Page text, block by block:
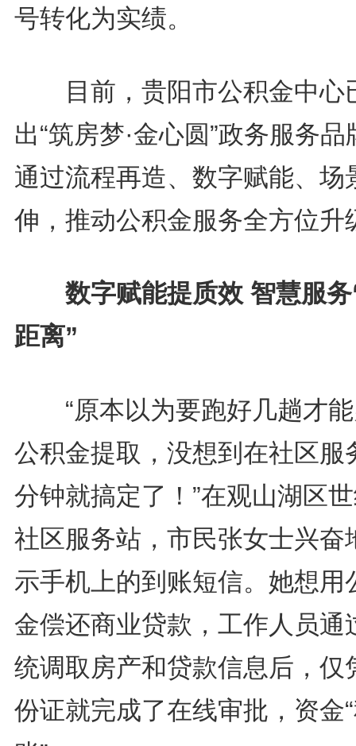
号转化为实绩。
目前，贵阳市公积金中心
出“筑房梦·金心圆”政务服务品
通过流程再造、数字赋能、场
伸，推动公积金服务全方位升
数字赋能提质效 智慧服务
距离”
“原本以为要跑好几趟才能
公积金提取，没想到在社区服
分钟就搞定了！”在观山湖区
社区服务站，市民张女士兴奋
示手机上的到账短信。她想用
金偿还商业贷款，工作人员通
统调取房产和贷款信息后，仅
份证就完成了在线审批，资金